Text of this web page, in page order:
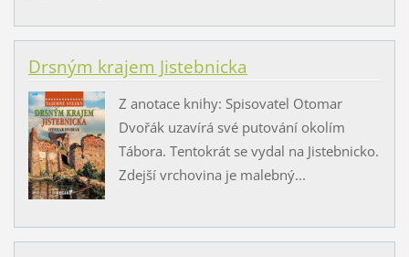
Drsným krajem Jistebnicka
Z anotace knihy: Spisovatel Otomar
Dvořák uzavírá své putování okolím
Tábora. Tentokrát se vydal na Jistebnicko.
Zdejší vrchovina je malebný...